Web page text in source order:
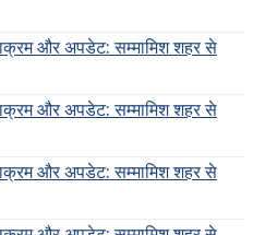
और अपडेट: सम्मामिश शहर से
और अपडेट: सम्मामिश शहर से
और अपडेट: सम्मामिश शहर से